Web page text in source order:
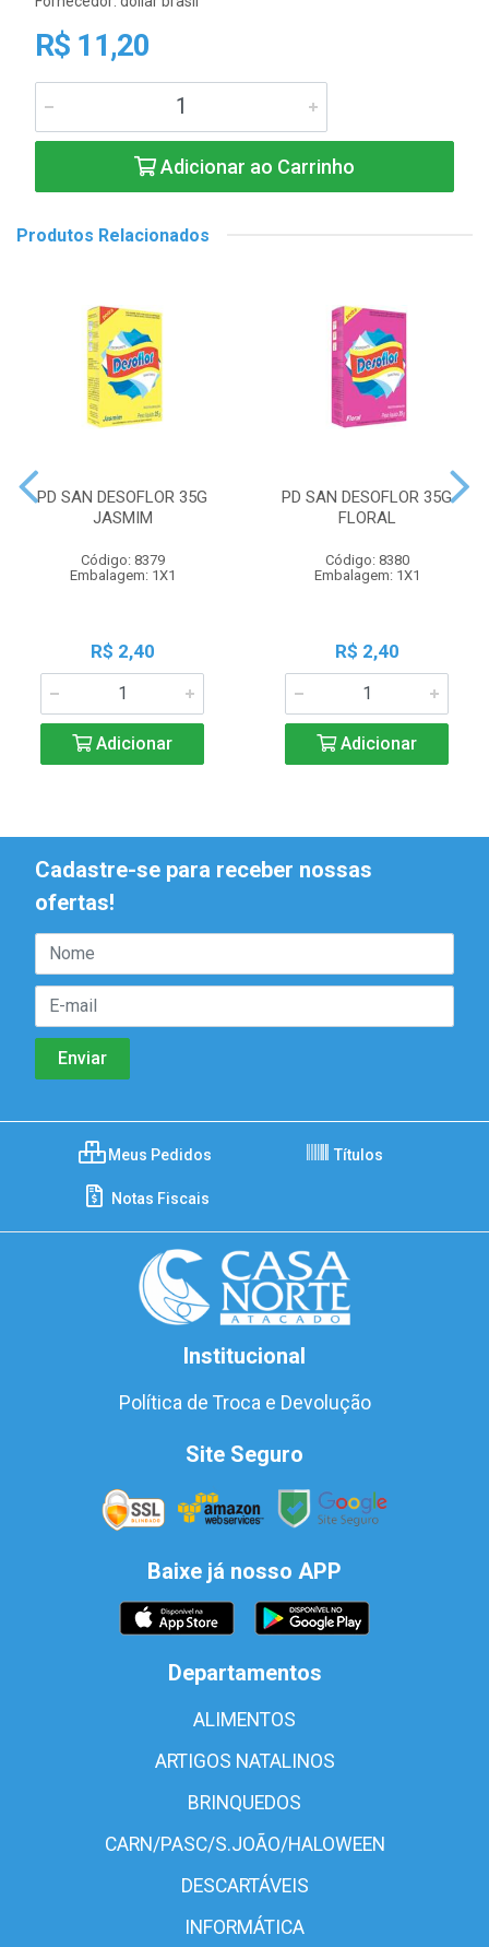
R$ 11,20
Adicionar ao Carrinho
Produtos Relacionados
PD SAN DESOFLOR 35G
JASMIM
Código: 8379
Embalagem: 1X1
R$ 2,40
Adicionar
PD SAN DESOFLOR 35G
FLORAL
Código: 8380
Embalagem: 1X1
R$ 2,40
Adicionar
Cadastre-se para receber nossas
ofertas!
Meus Pedidos Títulos
Notas Fiscais
Institucional
Política de Troca e Devolução
Site Seguro
Baixe já nosso APP
Departamentos
ALIMENTOS
ARTIGOS NATALINOS
BRINQUEDOS
CARN/PASC/S.JOÃO/HALOWEEN
DESCARTÁVEIS
INFORMÁTICA